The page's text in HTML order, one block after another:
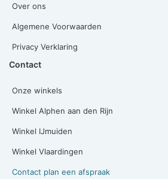
Over ons
Algemene Voorwaarden
Privacy Verklaring
Contact
Onze winkels
Winkel Alphen aan den Rijn
Winkel IJmuiden
Winkel Vlaardingen
Contact plan een afspraak